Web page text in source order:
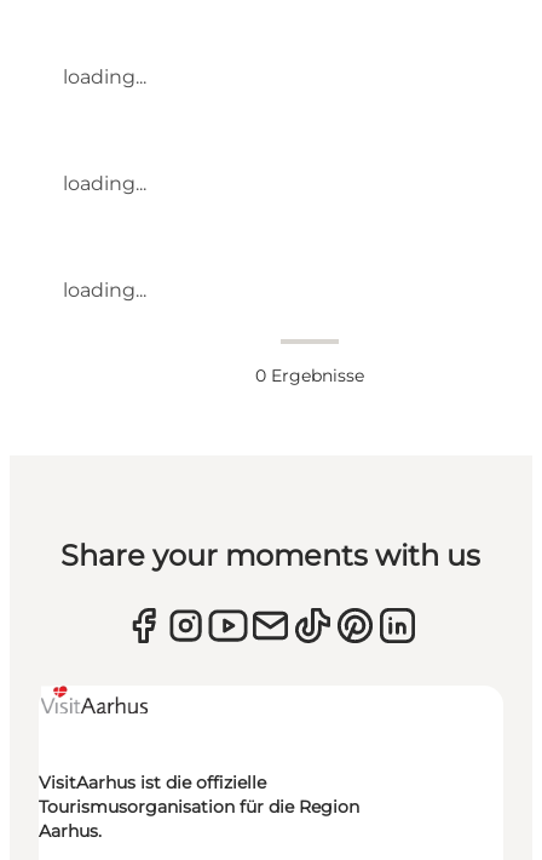
loading...
loading...
loading...
0 Ergebnisse
Share your moments with us
VisitAarhus ist die offizielle
Tourismusorganisation für die Region
Aarhus.